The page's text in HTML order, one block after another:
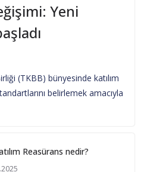
Yeni
(TKBB) bünyesinde katılım
belirlemek amacıyla
Reasürans nedir?